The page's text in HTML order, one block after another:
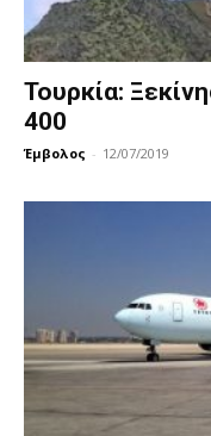
Τουρκία:
400
Έμβολος - 12/07/2019